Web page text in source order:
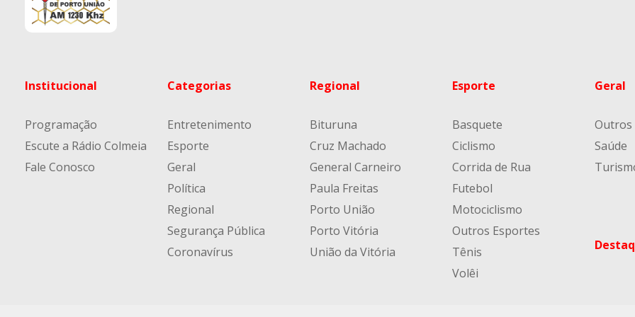
Institucional
Programação
Escute a Rádio Colmeia
Fale Conosco
Categorias
Entretenimento
Esporte
Geral
Política
Regional
Segurança Pública
Coronavírus
Regional
Bituruna
Cruz Machado
General Carneiro
Paula Freitas
Porto União
Porto Vitória
União da Vitória
Esporte
Basquete
Ciclismo
Corrida de Rua
Futebol
Motociclismo
Outros Esportes
Tênis
Volêi
Geral
Outros
Saúde